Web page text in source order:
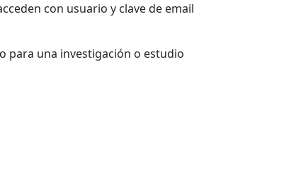
con usuario y clave de email
para una investigación o estudio